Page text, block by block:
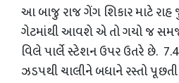
આ બાજુ રાજ ગેંગ શિકાર માટે
ગેટમાંથી આવશે એ તો ગયો જ
વિલે પાર્લે સ્ટેશન ઉપર ઉતરે છે.
ઝડપથી ચાલીને બધાને રસ્તો